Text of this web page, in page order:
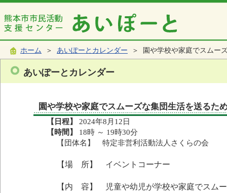
ホーム ＞ あいぽーとカレンダー ＞ 園や学校や家庭でスムー
あいぽーとカレンダー
園や学校や家庭でスムーズな集団生活を送るた
【日程】
2024年8月12日
【時間】
18時 ～ 19時30分
【団体名】 特定非営利活動法人さくらの会
【場 所】 イベントコーナー
【内 容】 児童や幼児が学校や家庭でスム